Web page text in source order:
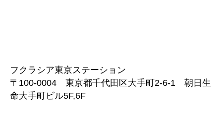
フクラシア東京ステーション
〒100-0004 東京都千代田区大手町2-6-1 朝日生
命大手町ビル5F,6F